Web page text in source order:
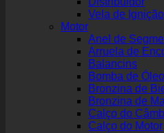
Vela de Ignição
Motor
Anel de
Arruela de
Balancins
Bomba de Óleo
Bronzina de
Bronzina de
Calço do
Calço do Motor